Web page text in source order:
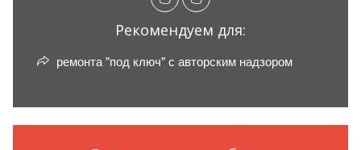
Рекомендуем для:
ремонта "под ключ" с авторским надзором